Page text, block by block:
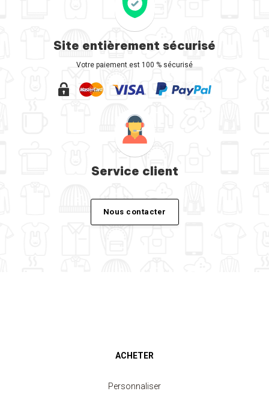
Site entièrement sécurisé
Votre paiement est 100 % sécurisé
Service client
Nous contacter
ACHETER
Personnaliser